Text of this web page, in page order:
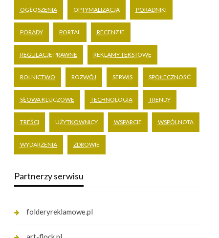
OGŁOSZENIA OPTYMALIZACJA PORADNIKI
PORADY PORTAL RECENZJE
REGULACJE PRAWNE REKLAMY TEKSTOWE
ROLNICTWO ROZWÓJ SERWIS SPOŁECZNOŚĆ
SŁOWA KLUCZOWE TECHNOLOGIA TRENDY
TREŚCI UŻYTKOWNICY WSPARCIE WSPÓLNOTA
WYDARZENIA ZDROWIE
Partnerzy serwisu
folderyreklamowe.pl